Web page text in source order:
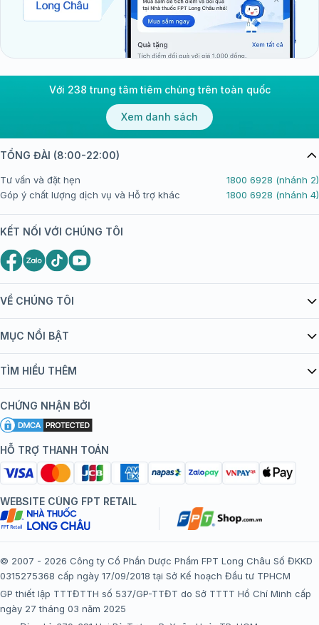
Với 238 trung tâm tiêm chủng trên toàn quốc
Xem danh sách
VỀ CHÚNG TÔI
Giới thiệu Tiêm Chủng FPT Long Châu
bán hàng
Chính sách nội dung
Chính sách bảo mật
Chính sách bảo mật dữ liệu cá nhân
Chính sách thanh toán
Chính sách đổi trả gói, mũi tiêm tại trung tâm tiêm chủng
FPT Long Châu
Thể lệ chương trình “Tích điểm nhận đặc quyền”
MỤC NỔI BẬT
Danh mục vắc xin
Đội ngũ bác sĩ, chuyên gia
Hệ thống trung tâm tiêm chủng
TÌM HIỂU THÊM
Khuyến mãi
Tôi nên tiêm gì?
Tiêm chủng đi nước ngoài
CHỨNG NHẬN BỞI
HỖ TRỢ THANH TOÁN
TỔNG ĐÀI (8:00-22:00)
Tư vấn và đặt hẹn
1800 6928 (nhánh 2)
Góp ý chất lượng dịch vụ và Hỗ trợ khác
1800 6928 (nhánh 4)
KẾT NỐI VỚI CHÚNG TÔI
WEBSITE CÙNG FPT RETAIL
© 2007 - 2026 Công ty Cổ Phần Dược Phẩm FPT Long Châu Số ĐKKD
0315275368 cấp ngày 17/09/2018 tại Sở Kế hoạch Đầu tư TPHCM
GP thiết lập TTTĐTTH số 537/GP-TTĐT do Sở TTTT Hồ Chí Minh cấp
ngày 27 tháng 03 năm 2025